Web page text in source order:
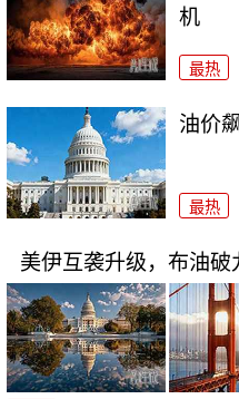
机
最热
油价
最热
美伊互袭升级，布油破